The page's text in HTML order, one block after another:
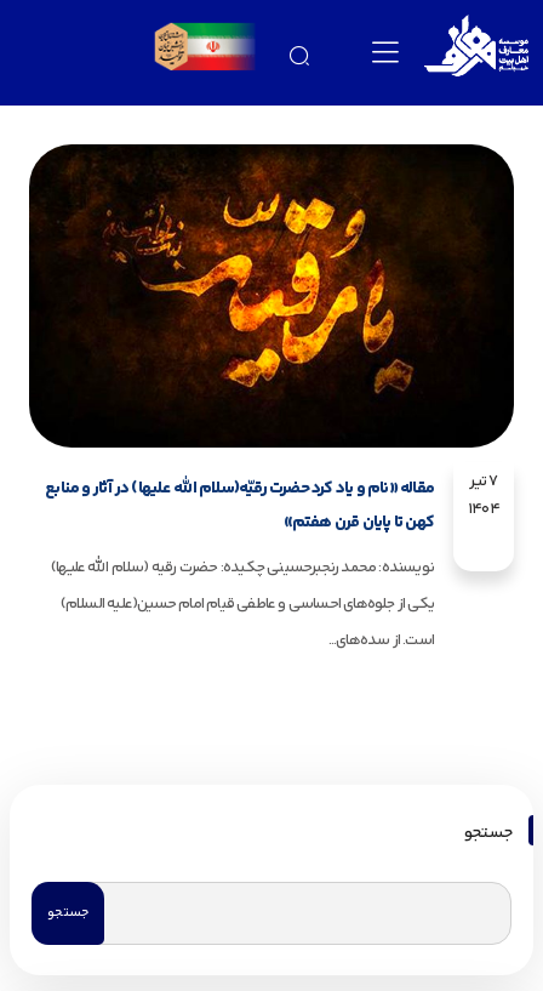
7 تیر
1404
مقاله «نام و یاد کرد حضرت رقیّه(سلام الله علیها) در آثار و منابع
کهن تا پایان قرن هفتم»
نویسنده: محمد رنجبرحسینی چکیده: حضرت رقیه (سلام الله علیها)
یکی از جلوه‌های احساسی و عاطفی قیام امام حسین(علیه السلام)
است. از سده‌های...
جستجو